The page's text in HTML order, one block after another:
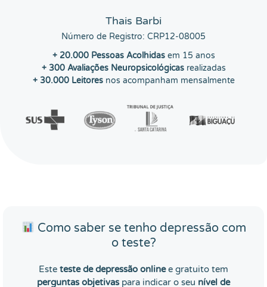
Thais Barbi
Número de Registro: CRP12-08005
+ 20.000 Pessoas Acolhidas em 15 anos
+ 300 Avaliações Neuropsicológicasrealizadas
+ 30.000 Leitoresnos acompanham mensalmente
Como saber se tenho depressão com
o teste?
Este teste de depressão onlinee gratuito tem
perguntas objetivaspara indicar o seu nível de